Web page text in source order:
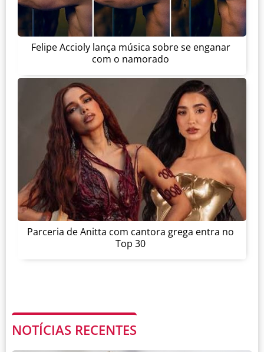
Felipe Accioly lança música sobre se enganar
com o namorado
Parceria de Anitta com cantora grega entra no
Top 30
NOTÍCIAS RECENTES